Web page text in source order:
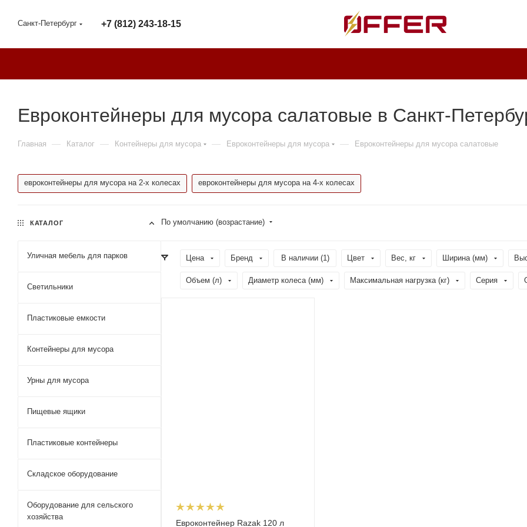
Санкт-Петербург +7 (812) 243-18-15
Евроконтейнеры для мусора салатовые в Санкт-
Главная — Каталог — Контейнеры для мусора — Евроконтейнеры для мусора — Евроконтейнеры для мусора салатовые
евроконтейнеры для мусора на 2-х колесах евроконтейнеры для мусора на 4-х колесах
По умолчанию (возрастание)
Цена Бренд В наличии (1) Цвет Вес, кг Ширина (мм)
Объем (л) Диаметр колеса (мм) Максимальная нагрузка (кг) Серия
Евроконтейнер Razak 120 л
КАТАЛОГ
Уличная мебель для парков
Светильники
Пластиковые емкости
Контейнеры для мусора
Урны для мусора
Пищевые ящики
Пластиковые контейнеры
Складское оборудование
Оборудование для сельского
хозяйства